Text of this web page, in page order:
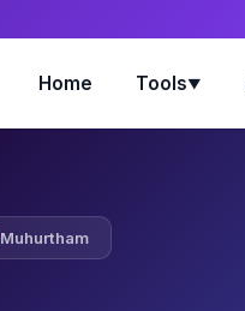
Home Tools▼
Muhurtham